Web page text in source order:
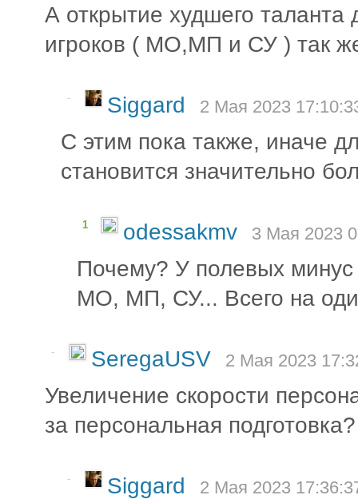
А открытие худшего
игроков ( МО,МП и СУ ) так
- Siggard 2 Мая 2023
С этим пока также, иначе
становится значительно
1 odessakmv 3 Мая 2023
Почему? У полевых
МО, МП, СУ... Всего на
- SeregaUSV 2 Мая 2023
Увеличение скорости
за персональная подготовка?
- Siggard 2 Мая 2023